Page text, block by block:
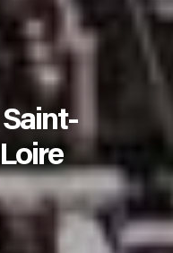
Saint-